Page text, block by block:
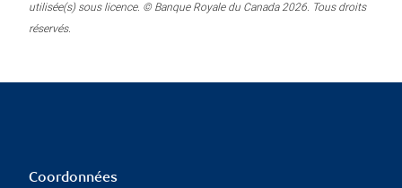
utilisée(s) sous licence. © Banque Royale du Canada 2026. Tous droits
réservés.
Coordonnées